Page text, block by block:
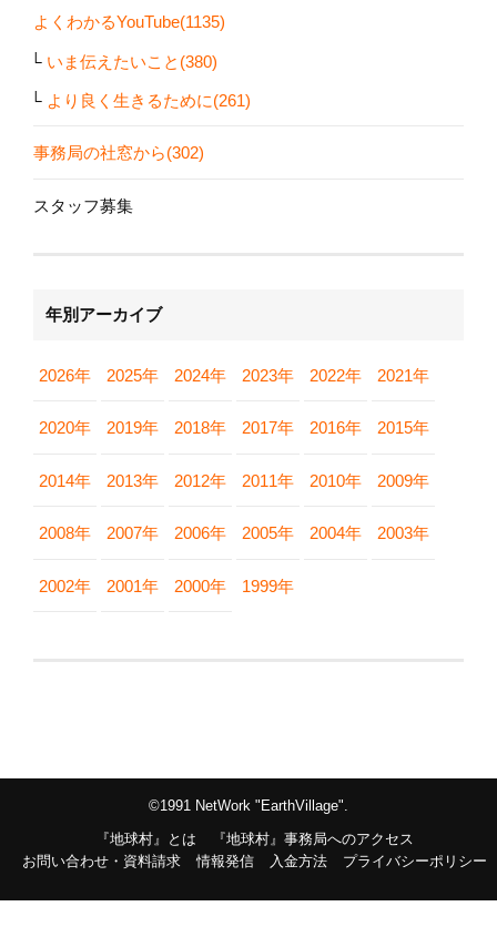
よくわかるYouTube(1135)
いま伝えたいこと(380)
より良く生きるために(261)
事務局の社窓から(302)
スタッフ募集
年別アーカイブ
2026年 2025年 2024年 2023年 2022年 2021年
2020年 2019年 2018年 2017年 2016年 2015年
2014年 2013年 2012年 2011年 2010年 2009年
2008年 2007年 2006年 2005年 2004年 2003年
2002年 2001年 2000年 1999年
©1991 NetWork "EarthVillage".
『地球村』とは
『地球村』事務局へのアクセス
お問い合わせ・資料請求
情報発信 入金方法 プライバシーポリシー